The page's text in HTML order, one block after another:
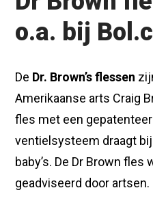
o.a. bij
De Dr. Brown’s flessen
Amerikaanse arts Craig
fles met een
ventielsysteem draagt
baby’s. De Dr Brown
geadviseerd door artsen.